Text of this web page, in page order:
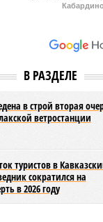
В РАЗДЕЛЕ
в строй вторая
ветростанции
туристов в
сократился на
в 2026 году